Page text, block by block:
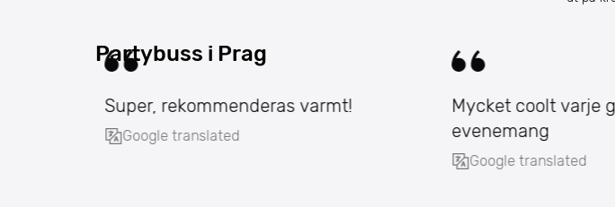
Partybuss i Prag
Super, rekommenderas varmt!
Google translated
Mycket coolt varje
evenemang
Google translated